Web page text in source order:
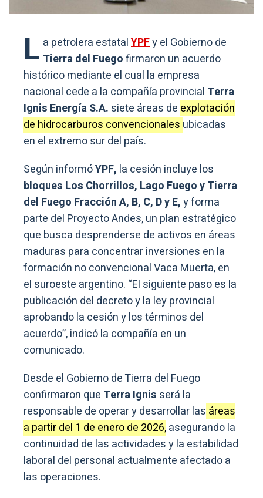
L a petrolera estatalYPFy el Gobierno de
Tierra del Fuegofirmaron un acuerdo
histórico mediante el cual la empresa
nacional cede a la compañía provincial Terra
Ignis Energía S.A. siete áreas de explotación
de hidrocarburos convencionales ubicadas
en el extremo sur del país.
Según informóYPF, la cesión incluye los
bloques Los Chorrillos, Lago Fuego y Tierra
del Fuego Fracción A, B, C, D y E,y forma
parte del Proyecto Andes, un plan estratégico
que busca desprenderse de activos en áreas
maduras para concentrar inversiones en la
formación no convencional Vaca Muerta, en
el suroeste argentino. “El siguiente paso es la
publicación del decreto y la ley provincial
aprobando la cesión y los términos del
acuerdo”, indicó la compañía en un
comunicado.
Desde el Gobierno de Tierra del Fuego
confirmaron que Terra Ignis será la
responsable de operar y desarrollar las áreas
a partir del 1 de enero de 2026,asegurando la
continuidad de las actividades y la estabilidad
laboral del personal actualmente afectado a
las operaciones.